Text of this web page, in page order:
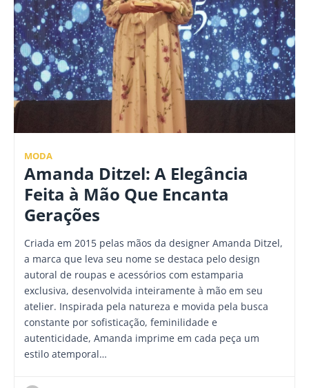
MODA
Amanda Ditzel: A Elegância
Feita à Mão Que Encanta
Gerações
Criada em 2015 pelas mãos da designer Amanda Ditzel,
a marca que leva seu nome se destaca pelo design
autoral de roupas e acessórios com estamparia
exclusiva, desenvolvida inteiramente à mão em seu
atelier. Inspirada pela natureza e movida pela busca
constante por sofisticação, feminilidade e
autenticidade, Amanda imprime em cada peça um
estilo atemporal…